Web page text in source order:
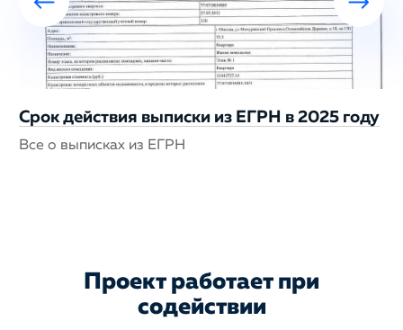
Срок действия выписки из ЕГРН в 2025 году
Все о выписках из ЕГРН
Проект работает при
содействии